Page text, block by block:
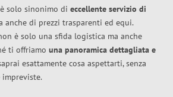
solo sinonimo di eccellente servizio di
anche di prezzi trasparenti ed equi.
è solo una sfida logistica ma anche
ti offriamo una panoramica dettagliata e
esattamente cosa aspettarti, senza
impreviste.